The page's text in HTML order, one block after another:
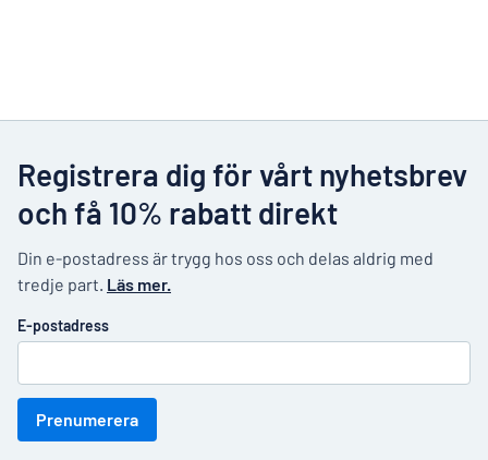
Registrera dig för vårt nyhetsbrev
och få 10% rabatt direkt
Din e-postadress är trygg hos oss och delas aldrig med
tredje part. Läs mer.
E-postadress
Prenumerera